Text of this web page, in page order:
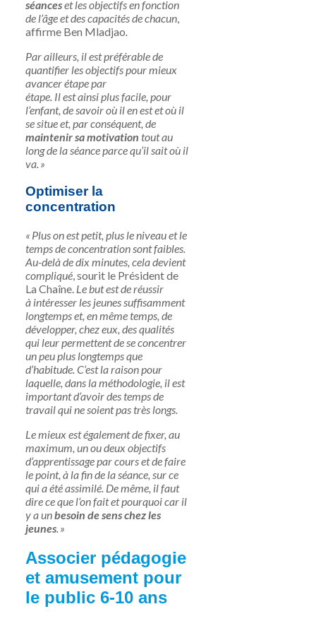
séanceset les objectifs en fonction
de l’âge et des capacités de chacun,
affirme Ben Mladjao.
Par ailleurs, il est préférable de
quantifier les objectifs pour mieux
avancer étape par
étape. Il est ainsi plus facile, pour
l’enfant, de savoir où il en est et où il
se situe et, par conséquent, de
maintenir sa motivation tout au
long de la séance parce qu’il sait où il
va. »
Optimiser la
concentration
« Plus on est petit, plus le niveau et le
temps de concentration sont faibles.
Au-delà de dix minutes, cela devient
compliqué, sourit le Président de
La Chaîne. Le but est de réussir
à intéresser les jeunes suffisamment
longtemps et, en même temps, de
développer, chez eux, des qualités
qui leur permettent de se concentrer
un peu plus longtemps que
d’habitude. C’est la raison pour
laquelle, dans la méthodologie, il est
important d’avoir des temps de
travail qui ne soient pas très longs.
Le mieux est également de fixer, au
maximum, un ou deux objectifs
d’apprentissage par cours et de faire
le point, à la fin de la séance, sur ce
qui a été assimilé. De même, il faut
dire ce que l’on fait et pourquoi car il
y a unbesoin de sens chez les
jeunes. »
Associer pédagogie
et amusement pour
le public 6-10 ans